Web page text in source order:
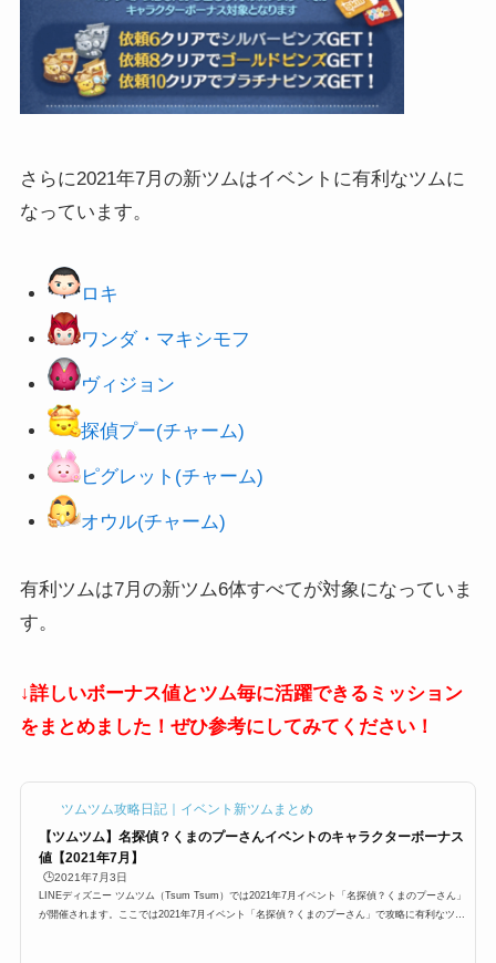
さらに2021年7月の新ツムはイベントに有利なツムに
なっています。
ロキ
ワンダ・マキシモフ
ヴィジョン
探偵プー(チャーム)
ピグレット(チャーム)
オウル(チャーム)
有利ツムは7月の新ツム6体すべてが対象になっていま
す。
↓詳しいボーナス値とツム毎に活躍できるミッション
をまとめました！ぜひ参考にしてみてください！
ツムツム攻略日記｜イベント新ツムまとめ
【ツムツム】名探偵？くまのプーさんイベントのキャラクターボーナス
値【2021年7月】
🕒️2021年7月3日
LINEディズニー ツムツム（Tsum Tsum）では2021年7月イベント「名探偵？くまのプーさん」
が開催されます。ここでは2021年7月イベント「名探偵？くまのプーさん」で攻略に有利なツム